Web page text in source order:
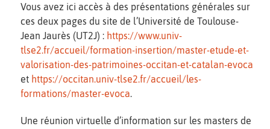
Vous avez ici accès à des présentations générales sur
ces deux pages du site de l’Université de Toulouse-
Jean Jaurès (UT2J) : https://www.univ-
tlse2.fr/accueil/formation-insertion/master-etude-et-
valorisation-des-patrimoines-occitan-et-catalan-evoca
et https://occitan.univ-tlse2.fr/accueil/les-
formations/master-evoca.
Une réunion virtuelle d’information sur les masters de